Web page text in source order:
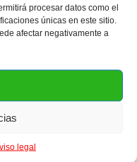
procesar datos como el
únicas en este sitio.
afectar negativamente a
legal